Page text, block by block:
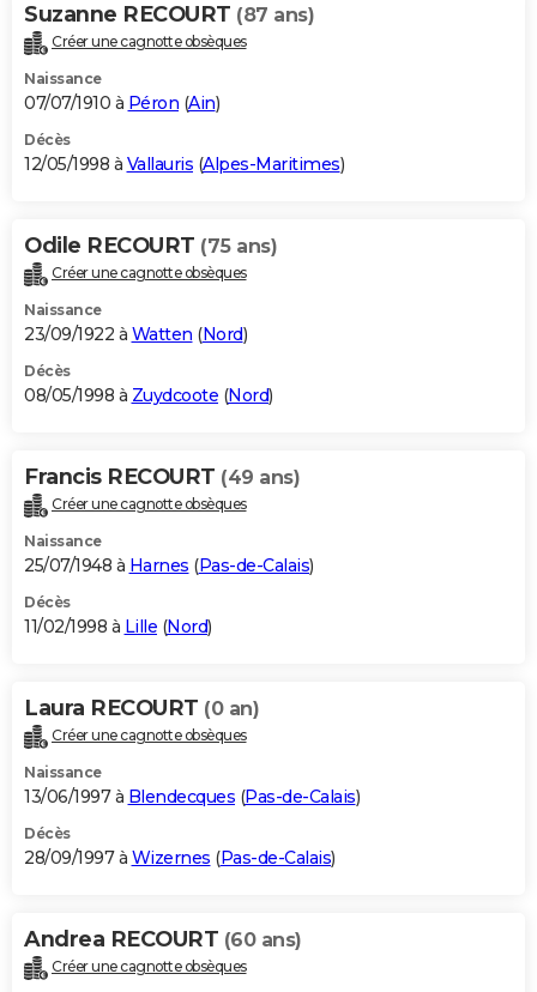
Suzanne RECOURT (87 ans)
Créer une cagnotte obsèques
Naissance
07/07/1910 à Péron (Ain)
Décès
12/05/1998 à Vallauris (Alpes-Maritimes)
Odile RECOURT (75 ans)
Créer une cagnotte obsèques
Naissance
23/09/1922 à Watten (Nord)
Décès
08/05/1998 à Zuydcoote (Nord)
Francis RECOURT (49 ans)
Créer une cagnotte obsèques
Naissance
25/07/1948 à Harnes (Pas-de-Calais)
Décès
11/02/1998 à Lille (Nord)
Laura RECOURT (0 an)
Créer une cagnotte obsèques
Naissance
13/06/1997 à Blendecques (Pas-de-Calais)
Décès
28/09/1997 à Wizernes (Pas-de-Calais)
Andrea RECOURT (60 ans)
Créer une cagnotte obsèques